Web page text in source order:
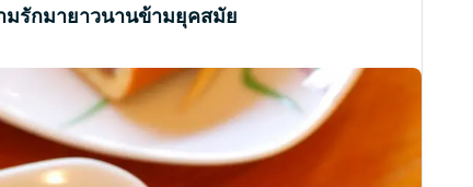
มรักมายาวนานข้ามยุคสมัย